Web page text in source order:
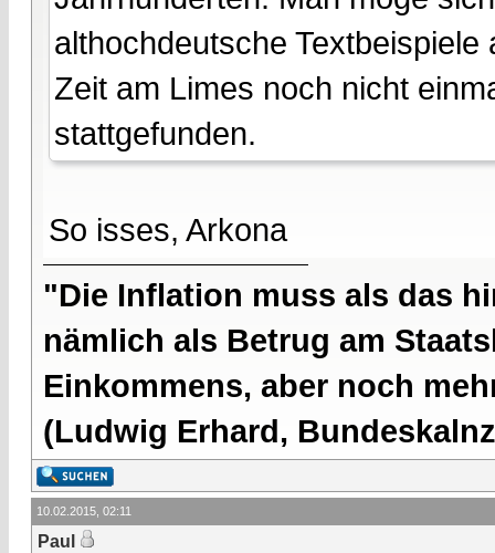
althochdeutsche
Zeit am Limes noch nicht
stattgefunden.
So isses, Arkona
"Die Inflation muss als das
nämlich als Betrug am
Einkommens, aber noch
(Ludwig Erhard,
10.02.2015, 02:11
Paul